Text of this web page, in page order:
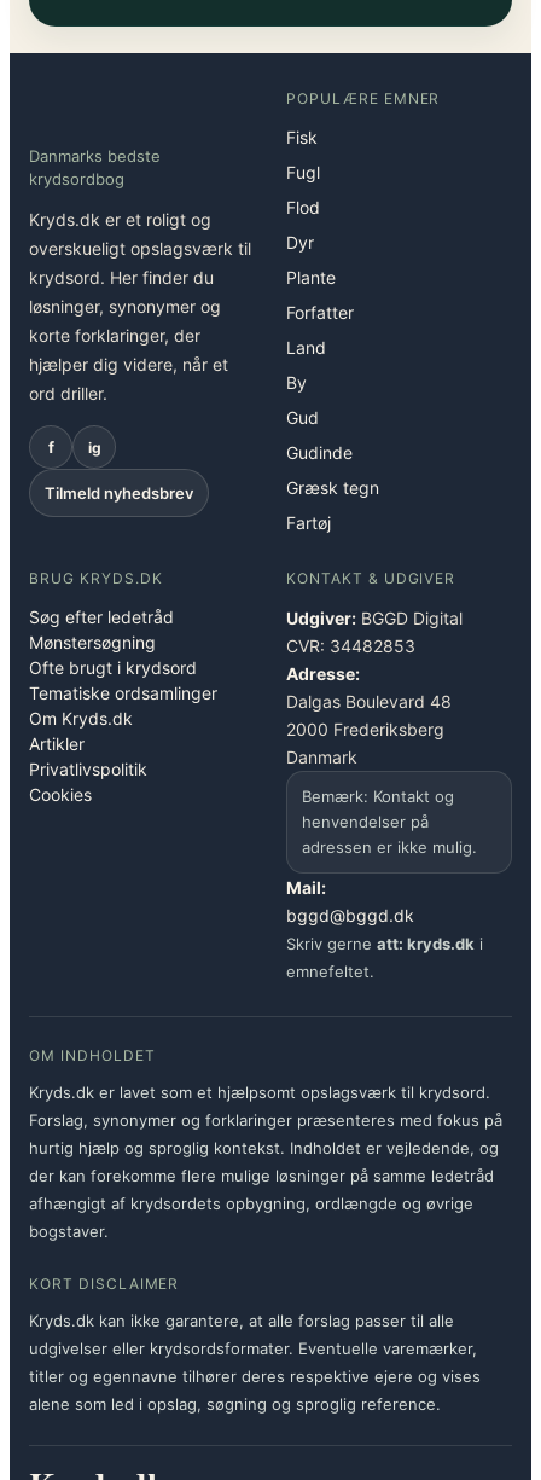
Danmarks bedste
krydsordbog
Kryds.dk er et roligt og
overskueligt opslagsværk til
krydsord. Her finder du
løsninger, synonymer og
korte forklaringer, der
hjælper dig videre, når et
ord driller.
f ig
Tilmeld nyhedsbrev
POPULÆRE EMNER
Fisk
Fugl
Flod
Dyr
Plante
Forfatter
Land
By
Gud
Gudinde
Græsk tegn
Fartøj
BRUG KRYDS.DK
Søg efter ledetråd
Mønstersøgning
Ofte brugt i krydsord
Tematiske ordsamlinger
Om Kryds.dk
Artikler
Privatlivspolitik
Cookies
KONTAKT & UDGIVER
Udgiver: BGGD Digital
CVR: 34482853
Adresse:
Dalgas Boulevard 48
2000 Frederiksberg
Danmark
Bemærk: Kontakt og
henvendelser på
adressen er ikke mulig.
Mail:
bggd@bggd.dk
Skriv gerne att: kryds.dk i
emnefeltet.
OM INDHOLDET
Kryds.dk er lavet som et hjælpsomt opslagsværk til krydsord.
Forslag, synonymer og forklaringer præsenteres med fokus på
hurtig hjælp og sproglig kontekst. Indholdet er vejledende, og
der kan forekomme flere mulige løsninger på samme ledetråd
afhængigt af krydsordets opbygning, ordlængde og øvrige
bogstaver.
KORT DISCLAIMER
Kryds.dk kan ikke garantere, at alle forslag passer til alle
udgivelser eller krydsordsformater. Eventuelle varemærker,
titler og egennavne tilhører deres respektive ejere og vises
alene som led i opslag, søgning og sproglig reference.